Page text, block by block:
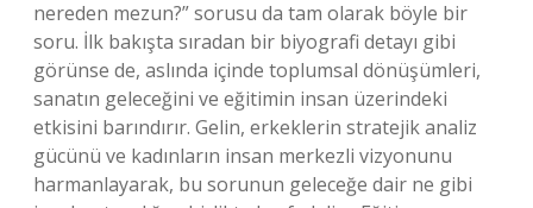
nereden mezun?” sorusu da tam olarak böyle bir
soru. İlk bakışta sıradan bir biyografi detayı gibi
görünse de, aslında içinde toplumsal dönüşümleri,
sanatın geleceğini ve eğitimin insan üzerindeki
etkisini barındırır. Gelin, erkeklerin stratejik analiz
gücünü ve kadınların insan merkezli vizyonunu
harmanlayarak, bu sorunun geleceğe dair ne gibi